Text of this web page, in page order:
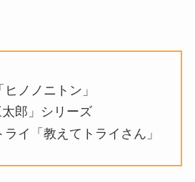
ノノニトン」
郎」シリーズ
イ「教えてトライさん」